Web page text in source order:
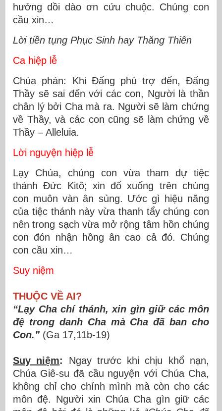
hưởng dồi dào ơn cứu chuộc. Chúng con
cầu xin…
Lời tiền tụng Phục Sinh hay Thăng Thiên
Ca hiệp lễ
Chúa phán: Khi Đấng phù trợ đến, Đấng
Thầy sẽ sai đến với các con, Người là thần
chân lý bởi Cha mà ra. Người sẽ làm chứng
về Thầy, và các con cũng sẽ làm chứng về
Thầy – Alleluia.
Lời nguyện hiệp lễ
Lạy Chúa, chúng con vừa tham dự tiệc
thánh Ðức Kitô; xin đổ xuống trên chúng
con muôn vàn ân sủng. Ước gì hiệu năng
của tiệc thánh này vừa thanh tẩy chúng con
nên trong sạch vừa mở rộng tâm hồn chúng
con đón nhận hồng ân cao cả đó. Chúng
con cầu xin…
Suy niệm
THUỘC VỀ AI?
“Lạy Cha chí thánh, xin gìn giữ các môn
đệ trong danh Cha mà Cha đã ban cho
Con.” (Ga 17,11b-19)
Suy niệm:
Ngay trước khi chịu khổ nạn,
Chúa Giê-su đã cầu nguyện với Chúa Cha,
không chỉ cho chính mình mà còn cho các
môn đệ. Người xin Chúa Cha gìn giữ các